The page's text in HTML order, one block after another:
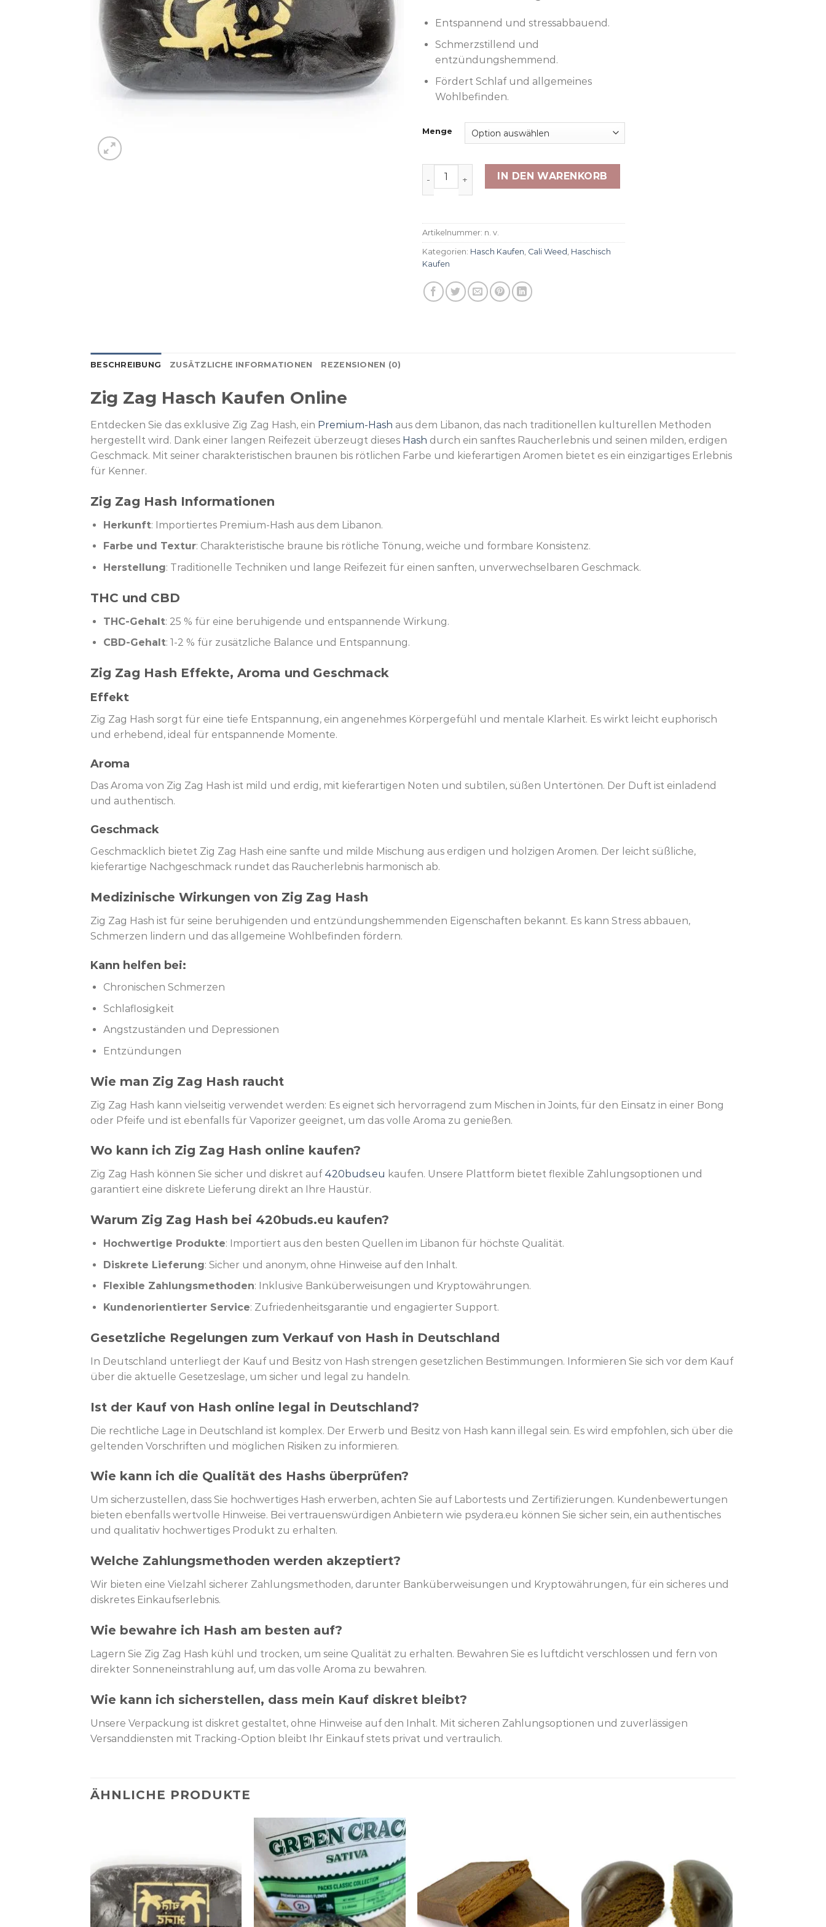
Entspannend und stressabbauend.
Schmerzstillend und
entzündungshemmend.
Fördert Schlaf und allgemeines
Wohlbefinden.
Menge
Zig Zag Hasch Kaufen Online Menge
IN DEN WARENKORB
Artikelnummer: n. v.
Kategorien: Hasch Kaufen, Cali Weed, Haschisch
Kaufen
BESCHREIBUNG ZUSÄTZLICHE INFORMATIONEN REZENSIONEN (0)
Zig Zag Hasch Kaufen Online
Entdecken Sie das exklusive Zig Zag Hash, ein Premium-Hash aus dem Libanon, das nach traditionellen kulturellen Methoden
hergestellt wird. Dank einer langen Reifezeit überzeugt dieses Hash durch ein sanftes Raucherlebnis und seinen milden, erdigen
Geschmack. Mit seiner charakteristischen braunen bis rötlichen Farbe und kieferartigen Aromen bietet es ein einzigartiges Erlebnis
für Kenner.
Zig Zag Hash Informationen
Herkunft: Importiertes Premium-Hash aus dem Libanon.
Farbe und Textur: Charakteristische braune bis rötliche Tönung, weiche und formbare Konsistenz.
Herstellung: Traditionelle Techniken und lange Reifezeit für einen sanften, unverwechselbaren Geschmack.
THC und CBD
THC-Gehalt: 25 % für eine beruhigende und entspannende Wirkung.
CBD-Gehalt: 1-2 % für zusätzliche Balance und Entspannung.
Zig Zag Hash Effekte, Aroma und Geschmack
Effekt
Zig Zag Hash sorgt für eine tiefe Entspannung, ein angenehmes Körpergefühl und mentale Klarheit. Es wirkt leicht euphorisch
und erhebend, ideal für entspannende Momente.
Aroma
Das Aroma von Zig Zag Hash ist mild und erdig, mit kieferartigen Noten und subtilen, süßen Untertönen. Der Duft ist einladend
und authentisch.
Geschmack
Geschmacklich bietet Zig Zag Hash eine sanfte und milde Mischung aus erdigen und holzigen Aromen. Der leicht süßliche,
kieferartige Nachgeschmack rundet das Raucherlebnis harmonisch ab.
Medizinische Wirkungen von Zig Zag Hash
Zig Zag Hash ist für seine beruhigenden und entzündungshemmenden Eigenschaften bekannt. Es kann Stress abbauen,
Schmerzen lindern und das allgemeine Wohlbefinden fördern.
Kann helfen bei:
Chronischen Schmerzen
Schlaflosigkeit
Angstzuständen und Depressionen
Entzündungen
Wie man Zig Zag Hash raucht
Zig Zag Hash kann vielseitig verwendet werden: Es eignet sich hervorragend zum Mischen in Joints, für den Einsatz in einer Bong
oder Pfeife und ist ebenfalls für Vaporizer geeignet, um das volle Aroma zu genießen.
Wo kann ich Zig Zag Hash online kaufen?
Zig Zag Hash können Sie sicher und diskret auf 420buds.eu kaufen. Unsere Plattform bietet flexible Zahlungsoptionen und
garantiert eine diskrete Lieferung direkt an Ihre Haustür.
Warum Zig Zag Hash bei 420buds.eu kaufen?
Hochwertige Produkte: Importiert aus den besten Quellen im Libanon für höchste Qualität.
Diskrete Lieferung: Sicher und anonym, ohne Hinweise auf den Inhalt.
Flexible Zahlungsmethoden: Inklusive Banküberweisungen und Kryptowährungen.
Kundenorientierter Service: Zufriedenheitsgarantie und engagierter Support.
Gesetzliche Regelungen zum Verkauf von Hash in Deutschland
In Deutschland unterliegt der Kauf und Besitz von Hash strengen gesetzlichen Bestimmungen. Informieren Sie sich vor dem Kauf
über die aktuelle Gesetzeslage, um sicher und legal zu handeln.
Ist der Kauf von Hash online legal in Deutschland?
Die rechtliche Lage in Deutschland ist komplex. Der Erwerb und Besitz von Hash kann illegal sein. Es wird empfohlen, sich über die
geltenden Vorschriften und möglichen Risiken zu informieren.
Wie kann ich die Qualität des Hashs überprüfen?
Um sicherzustellen, dass Sie hochwertiges Hash erwerben, achten Sie auf Labortests und Zertifizierungen. Kundenbewertungen
bieten ebenfalls wertvolle Hinweise. Bei vertrauenswürdigen Anbietern wie psydera.eu können Sie sicher sein, ein authentisches
und qualitativ hochwertiges Produkt zu erhalten.
Welche Zahlungsmethoden werden akzeptiert?
Wir bieten eine Vielzahl sicherer Zahlungsmethoden, darunter Banküberweisungen und Kryptowährungen, für ein sicheres und
diskretes Einkaufserlebnis.
Wie bewahre ich Hash am besten auf?
Lagern Sie Zig Zag Hash kühl und trocken, um seine Qualität zu erhalten. Bewahren Sie es luftdicht verschlossen und fern von
direkter Sonneneinstrahlung auf, um das volle Aroma zu bewahren.
Wie kann ich sicherstellen, dass mein Kauf diskret bleibt?
Unsere Verpackung ist diskret gestaltet, ohne Hinweise auf den Inhalt. Mit sicheren Zahlungsoptionen und zuverlässigen
Versanddiensten mit Tracking-Option bleibt Ihr Einkauf stets privat und vertraulich.
ÄHNLICHE PRODUKTE